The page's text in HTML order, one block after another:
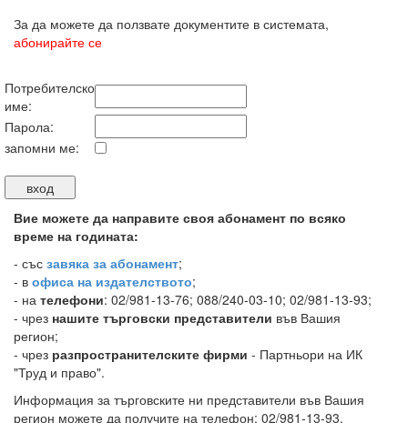
За да можете да ползвате документите в системата,
абонирайте се
Потребителско
име:
Парола:
запомни ме:
Вие можете да направите своя абонамент по всяко
време на годината:
- със завяка за абонамент;
- в офиса на издателството;
- на телефони: 02/981-13-76; 088/240-03-10; 02/981-13-93;
- чрез нашите търговски представители във Вашия
регион;
- чрез разпространителските фирми - Партньори на ИК
"Труд и право".
Информация за търговските ни представители във Вашия
регион можете да получите на телефон: 02/981-13-93.